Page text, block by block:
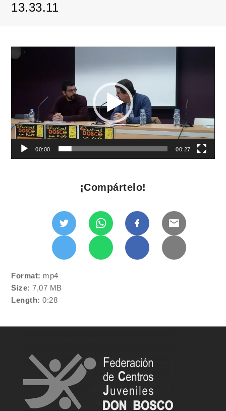
13.33.11
Reproductor
00:00 00:27
¡Compártelo!
Format: mp4
Size:7,07 MB
Length:0:28